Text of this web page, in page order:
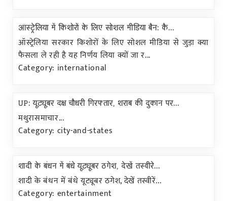
ऑस्ट्रेलिया में किशोरों के लिए सोशल मीडिया बैन: कै...
ऑस्ट्रेलिया सरकार किशोरों के लिए सोशल मीडिया से जुड़ा क्या
फैसला ले रही है यह निर्णय लिया क्यों जा र...
Category: international
UP: यूट्यूबर दक्ष चौधरी गिरफ्तार, शराब की दुकान पर...
मथुरासमाचार...
Category: city-and-states
शादी के बंधन में बंधे यूट्यूबर ठगेश, देखें तस्वीरे...
शादी के बंधन में बंधे यूट्यूबर ठगेश, देखें तस्वीरें...
Category: entertainment